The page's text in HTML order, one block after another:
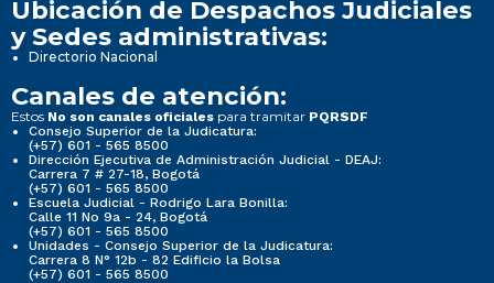
Ubicación de Despachos Judiciales
y Sedes administrativas:
Directorio Nacional
Canales de atención:
Estos No son canales oficiales para tramitar PQRSDF
Consejo Superior de la Judicatura:
(+57) 601 - 565 8500
Dirección Ejecutiva de Administración Judicial - DEAJ:
Carrera 7 # 27-18, Bogotá
(+57) 601 - 565 8500
Escuela Judicial - Rodrigo Lara Bonilla:
Calle 11 No 9a - 24, Bogotá
(+57) 601 - 565 8500
Unidades - Consejo Superior de la Judicatura:
Carrera 8 N° 12b - 82 Edificio la Bolsa
(+57) 601 - 565 8500